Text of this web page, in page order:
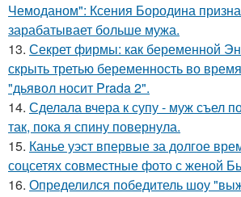
Чемоданом": Ксения Бородина
зарабатывает больше мужа.
13. Секрет фирмы: как беременной
скрыть третью беременность во
"дьявол носит Prada 2".
14. Сделала вчера к супу - муж съел
так, пока я спину повернула.
15. Канье уэст впервые за долгое
соцсетях совместные фото с женой
16. Определился победитель шоу